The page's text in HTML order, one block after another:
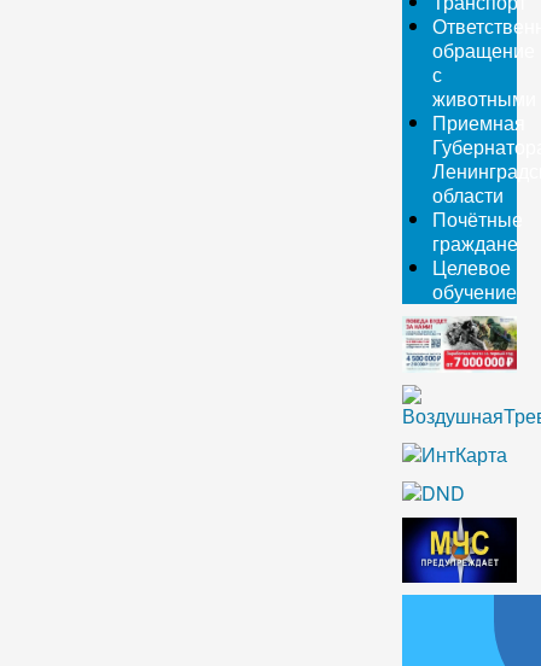
обращение
с
животными
Приемная
области
Почётные
граждане
Целевое
обучение